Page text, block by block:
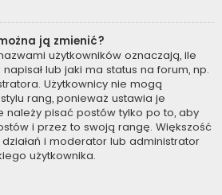
ją zmienić?
użytkowników oznaczają, ile
lub jaki ma status na forum, np.
Użytkownicy nie mogą
rang, ponieważ ustawia je
należy pisać postów tylko po to, aby
i przez to swoją rangę. Większość
i moderator lub administrator
użytkownika.